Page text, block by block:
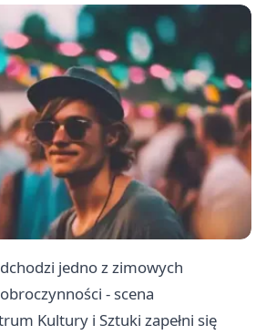
jedno z zimowych
- scena
Kultury i Sztuki zapełni się